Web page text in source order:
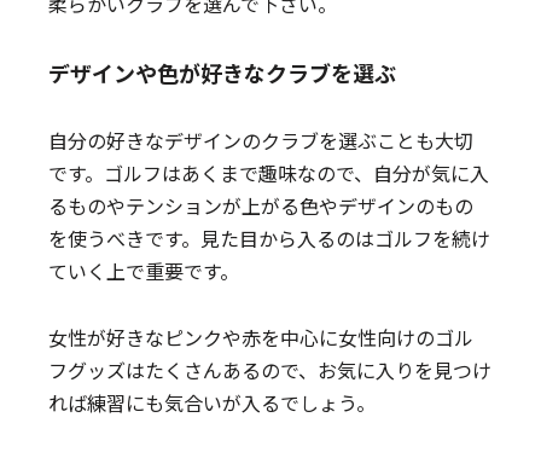
デザインや色が好きなクラブを選ぶ
自分の好きなデザインのクラブを選ぶことも大切
です。ゴルフはあくまで趣味なので、自分が気に入
るものやテンションが上がる色やデザインのもの
を使うべきです。見た目から入るのはゴルフを続け
ていく上で重要です。
女性が好きなピンクや赤を中心に女性向けのゴル
フグッズはたくさんあるので、お気に入りを見つけ
れば練習にも気合いが入るでしょう。